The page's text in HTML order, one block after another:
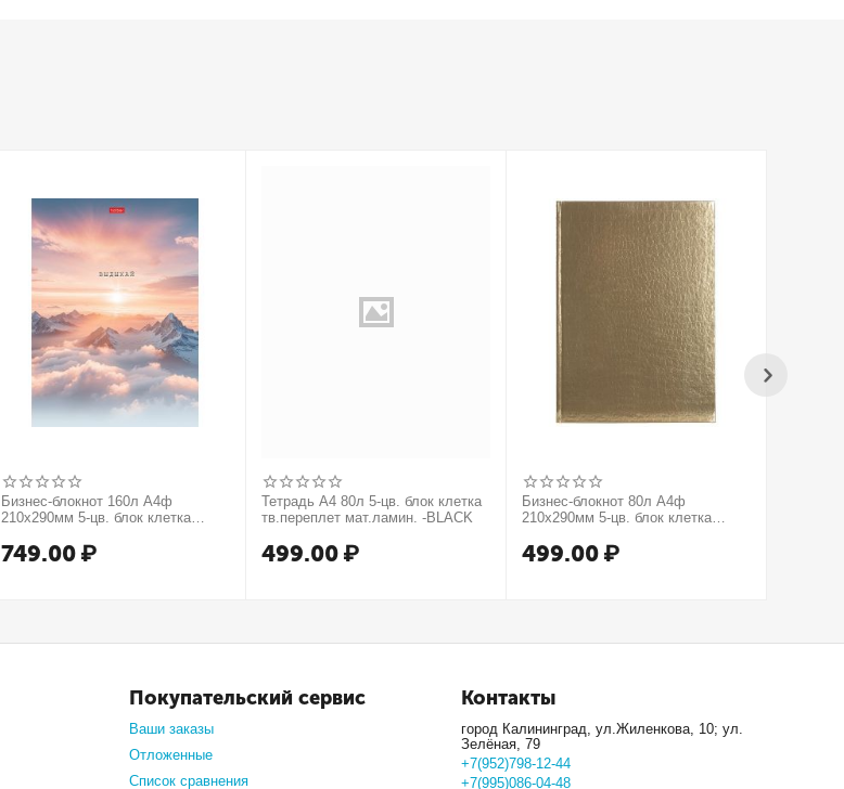
Бизнес-блокнот 160л А4ф
210х290мм 5-цв. блок клетка
мат.ламин. -В моменте
749.00 ₽
Тетрадь А4 80л 5-цв. блок клетка
тв.переплет мат.ламин. -BLACK
499.00 ₽
Бизнес-блокнот 80л А4ф
210х290мм 5-цв. блок клетка
МЕТАЛЛИК серия Золото
499.00 ₽
Покупательский сервис
Ваши заказы
Отложенные
Список сравнения
Контакты
город Калининград, ул.Жиленкова, 10; ул.
Зелёная, 79
+7(952)798-12-44
+7(995)086-04-48